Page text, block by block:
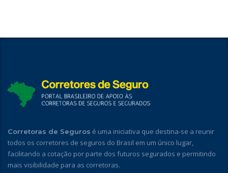
Corretoras de Seguros é uma iniciativa que destina-se a reunir
todos os corretores de seguros do Brasil em um único lugar,
facilitando a cotação por parte dos futuros segurados e permitindo
mais visibilidade para as corretoras.